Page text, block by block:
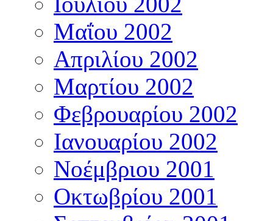
Μαΐου 2002
Απριλίου 2002
Μαρτίου 2002
Φεβρουαρίου 2002
Ιανουαρίου 2002
Νοέμβριου 2001
Οκτωβρίου 2001